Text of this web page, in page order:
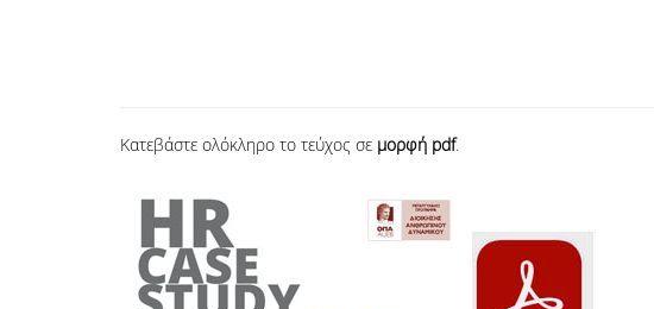
Κατεβάστε ολόκληρο το τεύχος σε μορφή pdf.